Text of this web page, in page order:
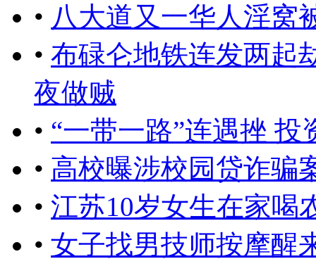
• 八大道又一华人淫窝
• 布碌仑地铁连发两起
夜做贼
• “一带一路”连遇挫 投
• 高校曝涉校园贷诈骗
• 江苏10岁女生在家喝
• 女子找男技师按摩醒